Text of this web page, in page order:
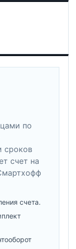
по
сроков
счет на
счета.